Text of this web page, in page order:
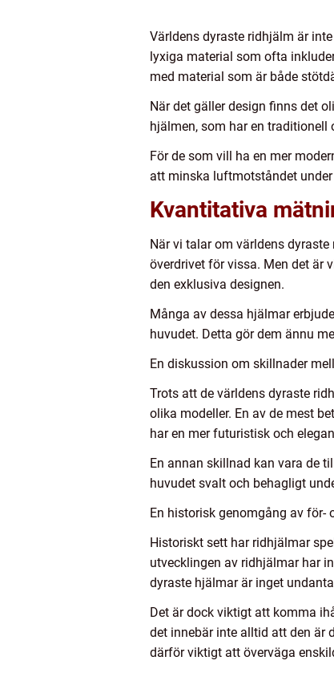
Världens dyraste ridhjälm är
lyxiga material som ofta
med material som är både
När det gäller design finns det
hjälmen, som har en
För de som vill ha en mer
att minska luftmotståndet
Kvantitativa
När vi talar om världens
överdrivet för vissa. Men det är
den exklusiva designen.
Många av dessa hjälmar
huvudet. Detta gör dem ännu
En diskussion om skillnader
Trots att de världens dyraste
olika modeller. En av de mest
har en mer futuristisk och
En annan skillnad kan vara de
huvudet svalt och behagligt
En historisk genomgång av för-
Historiskt sett har ridhjälmar
utvecklingen av ridhjälmar har
dyraste hjälmar är inget
Det är dock viktigt att komma
det innebär inte alltid att den är
därför viktigt att överväga